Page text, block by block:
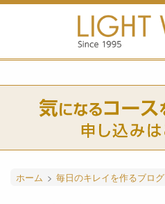
ホーム > 毎日のキレイを作るブログ